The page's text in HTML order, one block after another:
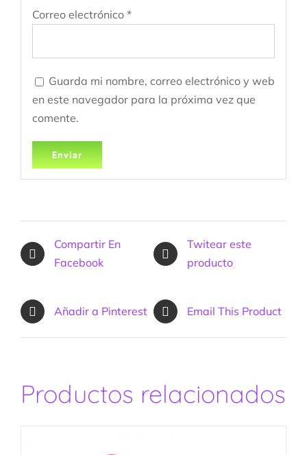
Correo electrónico *
Guarda mi nombre, correo electrónico y web
en este navegador para la próxima vez que
comente.
Compartir En
Facebook
Twitear este
producto
Añadir a Pinterest Email This Product
Productos relacionados